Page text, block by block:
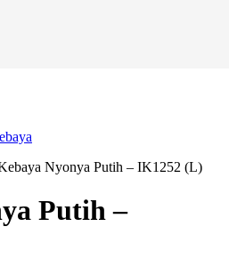
Nyonya Putih – IK1252 (L)
Putih –